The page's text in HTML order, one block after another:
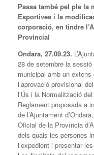
Passa també pel ple la
Esportives i la
corporació, en tindre
Provincial
Ondara, 27.09.23.
28 de setembre la
municipal amb un
l’aprovació provisional
l’Ús i la Normalització
Reglament proposada a
de l’Ajuntament
Oficial de la Província
dels quals les persones
l’expedient i presentar